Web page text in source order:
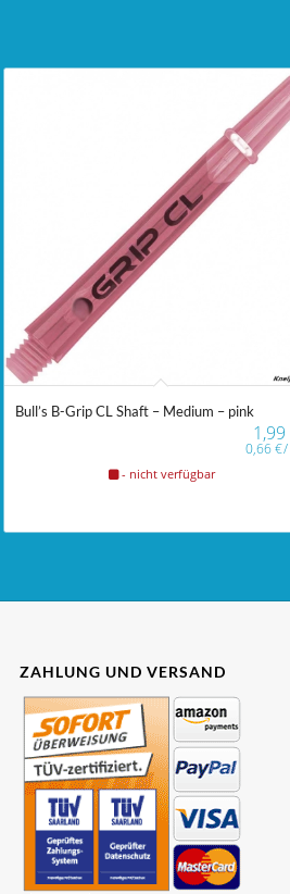
Bull’s B-Grip CL Shaft – Medium – pink
1,99
0,66€/
- nicht verfügbar
ZAHLUNG UND VERSAND